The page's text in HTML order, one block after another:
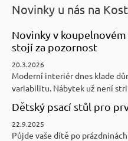
Novinky u nás na
Novinky v
stojí za pozornost
20.3.2026
Moderní interiér dnes klade
variabilitu. Nábytek už není
Dětský psací stůl pro
22.9.2025
Půjde vaše dítě po